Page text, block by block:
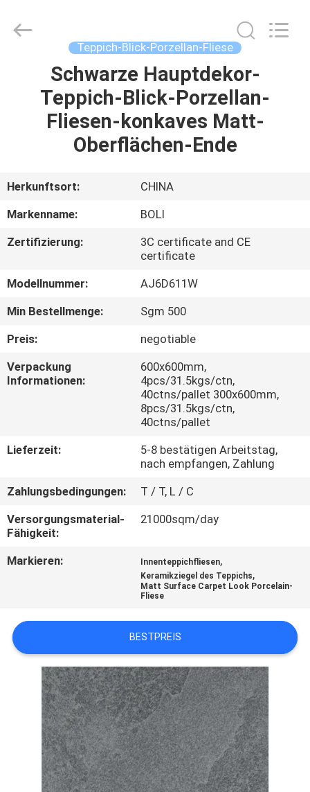
HAUSE
PRODUKTE
VIDEOS
UNS
QUALITÄTSKONTROLLE
KONTAKT
EIN
ANGEBOT
SITEMAP
CERAMICS
CO.,LTD..
Teppich-Blick-Porzellan-Fliese
Schwarze Hauptdekor-
Teppich-Blick-Porzellan-
Fliesen-konkaves Matt-
Oberflächen-Ende
Herkunftsort:
CHINA
Markenname:
BOLI
Zertifizierung:
3C certificate and CE
certificate
Modellnummer:
AJ6D611W
Min Bestellmenge:
Sgm 500
Preis:
negotiable
Verpackung
Informationen:
600x600mm,
4pcs/31.5kgs/ctn,
40ctns/pallet 300x600mm,
8pcs/31.5kgs/ctn,
40ctns/pallet
Lieferzeit:
5-8 bestätigen Arbeitstag,
nach empfangen, Zahlung
Zahlungsbedingungen:
T / T, L / C
Versorgungsmaterial-
Fähigkeit:
21000sqm/day
Markieren: Innenteppichfliesen,
Keramikziegel des Teppichs,
Matt Surface Carpet Look Porcelain-
Fliese
BESTPREIS